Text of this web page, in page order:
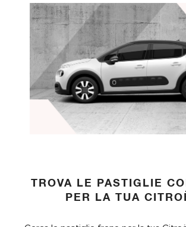
TROVA LE PASTIGLIE
PER LA TUA